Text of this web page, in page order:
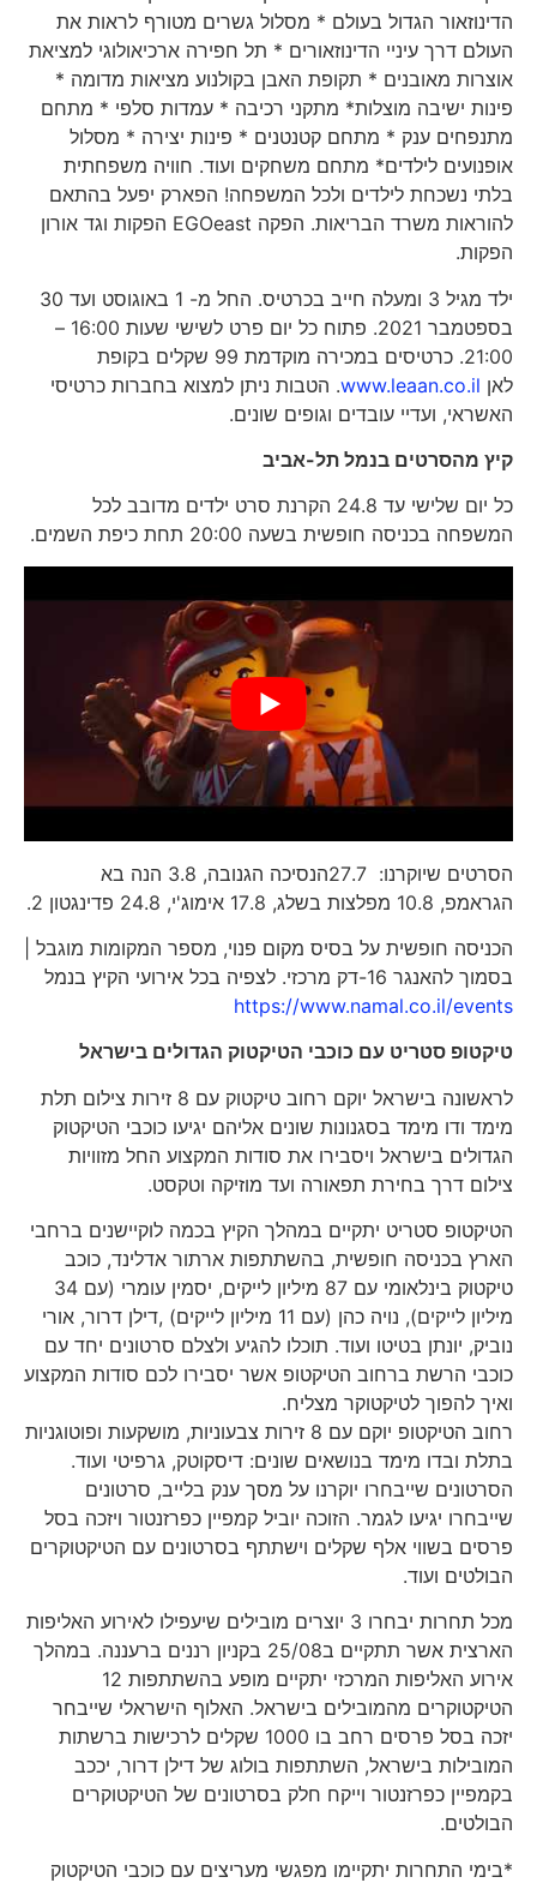
הדינוזאור הגדול בעולם * מסלול גשרים מטורף לראות את
העולם דרך עיניי הדינוזאורים * תל חפירה ארכיאולוגי למציאת
אוצרות מאובנים * תקופת האבן בקולנוע מציאות מדומה *
פינות ישיבה מוצלות* מתקני רכיבה * עמדות סלפי * מתחם
מתנפחים ענק * מתחם קטנטנים * פינות יצירה * מסלול
אופנועים לילדים* מתחם משחקים ועוד. חוויה משפחתית
בלתי נשכחת לילדים ולכל המשפחה! הפארק יפעל בהתאם
להוראות משרד הבריאות. הפקה EGOeast הפקות וגד אורון
הפקות.
ילד מגיל 3 ומעלה חייב בכרטיס. החל מ- 1 באוגוסט ועד 30
בספטמבר 2021. פתוח כל יום פרט לשישי שעות 16:00 –
21:00. כרטיסים במכירה מוקדמת 99 שקלים בקופת
לאןwww.leaan.co.il. הטבות ניתן למצוא בחברות כרטיסי
האשראי, ועדיי עובדים וגופים שונים.
קיץ מהסרטים בנמל תל-אביב
כל יום שלישי עד 24.8 הקרנת סרט ילדים מדובב לכל
המשפחה בכניסה חופשית בשעה 20:00 תחת כיפת השמים.
הסרטים שיוקרנו: 27.7הנסיכה הגנובה, 3.8 הנה בא
הגראמפ, 10.8 מפלצות בשלג, 17.8 אימוג'י, 24.8 פדינגטון 2.
הכניסה חופשית על בסיס מקום פנוי, מספר המקומות מוגבל |
בסמוך להאנגר 16-דק מרכזי. לצפיה בכל אירועי הקיץ בנמל
https://www.namal.co.il/events
טיקטופ סטריט עם כוכבי הטיקטוק הגדולים בישראל
לראשונה בישראל יוקם רחוב טיקטוק עם 8 זירות צילום תלת
מימד ודו מימד בסגנונות שונים אליהם יגיעו כוכבי הטיקטוק
הגדולים בישראל ויסבירו את סודות המקצוע החל מזוויות
צילום דרך בחירת תפאורה ועד מוזיקה וטקסט.
הטיקטופ סטריט יתקיים במהלך הקיץ בכמה לוקיישנים ברחבי
הארץ בכניסה חופשית, בהשתתפות ארתור אדלינד, כוכב
טיקטוק בינלאומי עם 87 מיליון לייקים, יסמין עומרי (עם 34
מיליון לייקים), נויה כהן (עם 11 מיליון לייקים) ,דילן דרור, אורי
נוביק, יונתן בטיטו ועוד. תוכלו להגיע ולצלם סרטונים יחד עם
כוכבי הרשת ברחוב הטיקטופ אשר יסבירו לכם סודות המקצוע
ואיך להפוך לטיקטוקר מצליח.
רחוב הטיקטופ יוקם עם 8 זירות צבעוניות, מושקעות ופוטוגניות
בתלת ובדו מימד בנושאים שונים: דיסקוטק, גרפיטי ועוד.
הסרטונים שייבחרו יוקרנו על מסך ענק בלייב, סרטונים
שייבחרו יגיעו לגמר. הזוכה יוביל קמפיין כפרזנטור ויזכה בסל
פרסים בשווי אלף שקלים וישתתף בסרטונים עם הטיקטוקרים
הבולטים ועוד.
מכל תחרות יבחרו 3 יוצרים מובילים שיעפילו לאירוע האליפות
הארצית אשר תתקיים ב25/08 בקניון רננים ברעננה. במהלך
אירוע האליפות המרכזי יתקיים מופע בהשתתפות 12
הטיקטוקרים מהמובילים בישראל. האלוף הישראלי שייבחר
יזכה בסל פרסים רחב בו 1000 שקלים לרכישות ברשתות
המובילות בישראל, השתתפות בולוג של דילן דרור, יככב
בקמפיין כפרזנטור וייקח חלק בסרטונים של הטיקטוקרים
הבולטים.
*בימי התחרות יתקיימו מפגשי מעריצים עם כוכבי הטיקטוק